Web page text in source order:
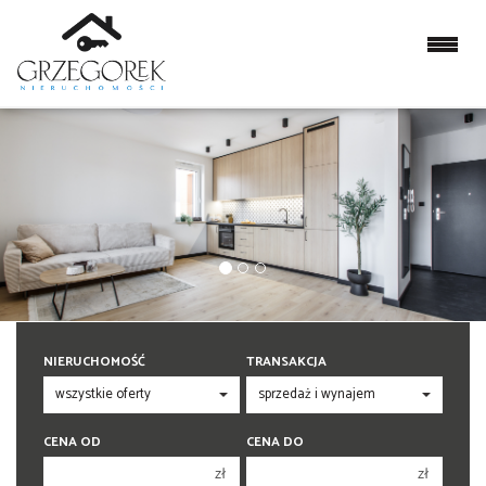
NIERUCHOMOŚĆ TRANSAKCJA
CENA OD
zł
CENA DO
zł